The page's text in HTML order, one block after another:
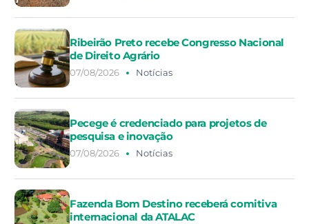
Ribeirão Preto recebe Congresso Nacional
de Direito Agrário
07/08/2026 Notícias
Pecege é credenciado para projetos de
pesquisa e inovação
07/08/2026 Notícias
Fazenda Bom Destino receberá comitiva
internacional da ATALAC